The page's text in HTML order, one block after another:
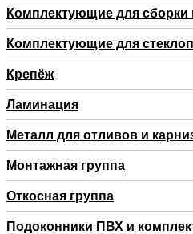
Комплектующие для сборки
Комплектующие для
Крепёж
Ламинация
Металл для отливов и
Монтажная группа
Откосная группа
Подоконники ПВХ и